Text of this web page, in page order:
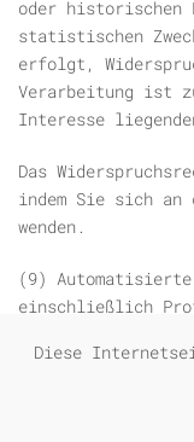
oder historischen
statistischen
erfolgt,
Verarbeitung ist
Interesse
Das
indem Sie sich
wenden.
(9)
einschließlich
einer
Profiling –
Diese